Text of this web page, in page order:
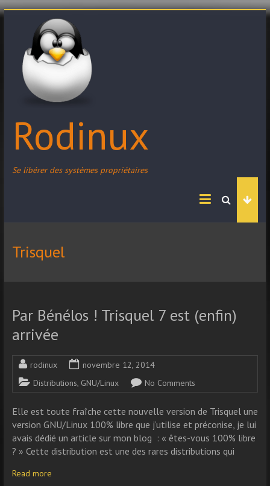
Skip
content
Rodinux
Se libérer des systèmes propriétaires
Trisquel
Par Bénélos ! Trisquel 7 est (enfin)
arrivée
rodinux
novembre 12, 2014
Distributions, GNU/Linux No Comments
Elle est toute fraîche cette nouvelle version de Trisquel une
version GNU/Linux 100% libre que j’utilise et préconise, je lui
avais dédié un article sur mon blog : « êtes-vous 100% libre
? » Cette distribution est une des rares distributions qui
Read more